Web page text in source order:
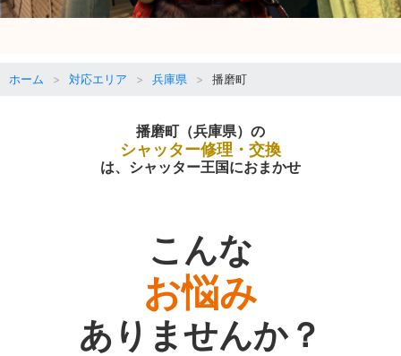
ホーム 対応エリア 兵庫県 播磨町
播磨町（兵庫県）の
シャッター修理・交換
は、シャッター王国におまかせ
こんな
お悩み
ありませんか？